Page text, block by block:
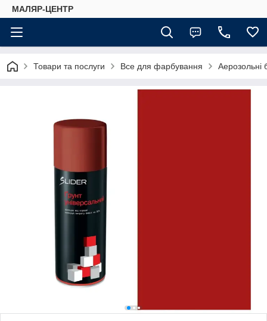
МАЛЯР-ЦЕНТР
Товари та послуги Все для фарбування Аерозольні